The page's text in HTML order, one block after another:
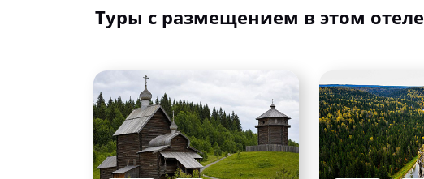
Туры с размещением в этом отеле